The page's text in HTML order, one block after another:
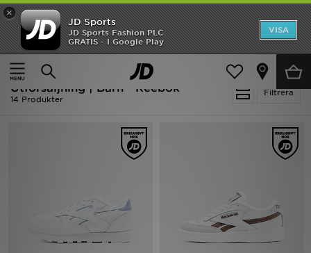
×
JD Sports
JD Sports Fashion PLC
GRATIS - I Google Play
VISA
Ny termin, ny stil Essentials för skolstarten
Hem
Barn
Filtrera
Utförsäljning | Barn - Reebok
14 Produkter
Hem
Rea
Nyheter
Varumärken
Bästsäljare